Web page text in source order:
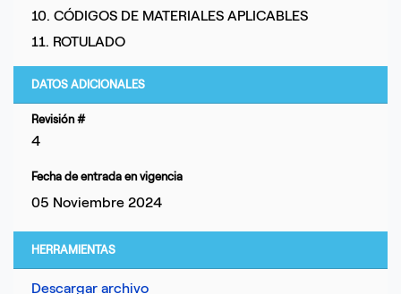
10. CÓDIGOS DE MATERIALES APLICABLES
11. ROTULADO
DATOS ADICIONALES
Revisión #
4
Fecha de entrada en vigencia
05 Noviembre 2024
HERRAMIENTAS
Descargar archivo